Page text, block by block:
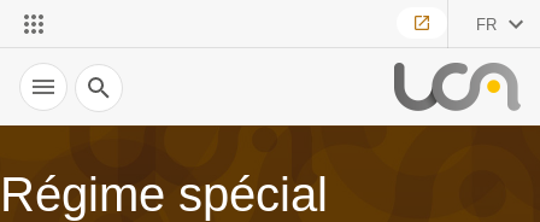
FR
Recherche
Régime spécial